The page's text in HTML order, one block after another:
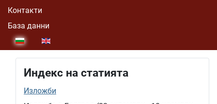
Контакти
База данни
Select your language
Индекс на статията
Изложби